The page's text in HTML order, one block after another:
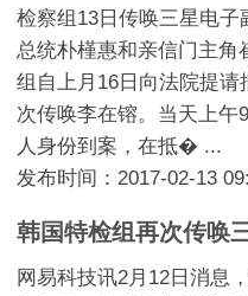
检察组13日传唤三星电
总统朴槿惠和亲信门主角
组自上月16日向法院提
次传唤李在镕。当天上午
人身份到案，在抵� ...
发布时间：2017-02-13
韩国特检组再次传唤
网易科技讯2月12日消息